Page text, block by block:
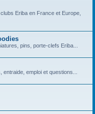
Eriba en France et Europe,
pins, porte-clefs Eriba...
emploi et questions...